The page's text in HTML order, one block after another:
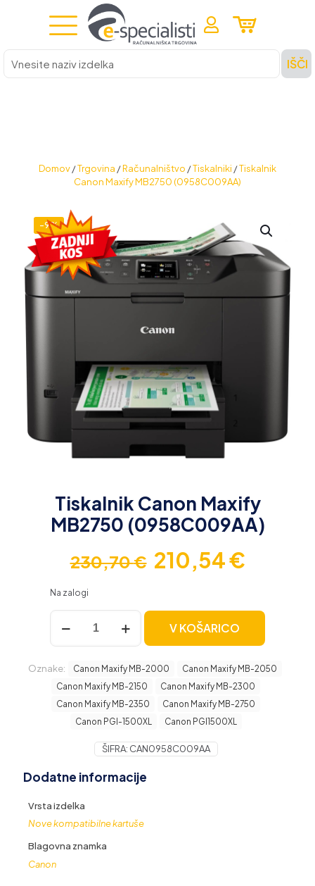
Vnesite
naziv
izdelka
IŠČI
Domov/Trgovina /Računalništvo /Tiskalniki /Tiskalnik
Canon Maxify MB2750 (0958C009AA)
-9%
Tiskalnik Canon Maxify
MB2750 (0958C009AA)
230,70€ Izvirna
cena
bila:
230,70 €.
210,54€
Na zalogi
Tiskalnik
Canon
Maxify
(0958C009AA)
količina
V KOŠARICO
Oznake: Canon Maxify MB-2000
Canon Maxify MB-2050
Canon Maxify MB-2150
Canon Maxify MB-2300
Canon Maxify MB-2350
Canon Maxify MB-2750
Canon PGI-1500XL
Canon PGI1500XL
ŠIFRA: CAN0958C009AA
Dodatne informacije
Vrsta izdelka
Nove kompatibilne kartuše
Blagovna znamka
Canon